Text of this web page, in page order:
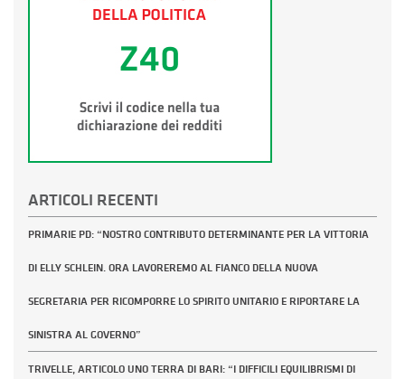
ARTICOLI RECENTI
PRIMARIE PD: “NOSTRO CONTRIBUTO DETERMINANTE PER LA VITTORIA
DI ELLY SCHLEIN. ORA LAVOREREMO AL FIANCO DELLA NUOVA
SEGRETARIA PER RICOMPORRE LO SPIRITO UNITARIO E RIPORTARE LA
SINISTRA AL GOVERNO”
TRIVELLE, ARTICOLO UNO TERRA DI BARI: “I DIFFICILI EQUILIBRISMI DI